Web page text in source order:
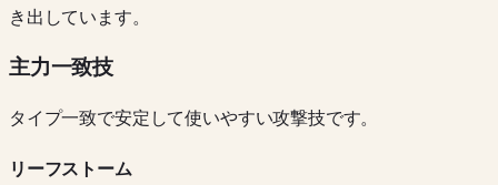
き出しています。
主力一致技
タイプ一致で安定して使いやすい攻撃技です。
リーフストーム